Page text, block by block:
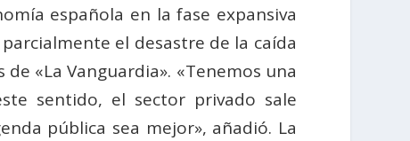
española en la fase expansiva
el desastre de la caída
«La Vanguardia». «Tenemos una
sentido, el sector privado sale
pública sea mejor», añadió. La